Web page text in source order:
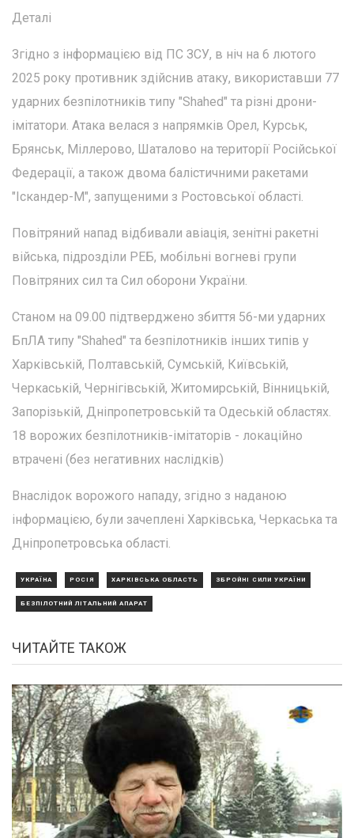
Деталі
Згідно з інформацією від ПС ЗСУ, в ніч на 6 лютого
2025 року противник здійснив атаку, використавши 77
ударних безпілотників типу "Shahed" та різні дрони-
імітатори. Атака велася з напрямків Орел, Курськ,
Брянськ, Міллерово, Шаталово на території Російської
Федерації, а також двома балістичними ракетами
"Іскандер-М", запущеними з Ростовської області.
Повітряний напад відбивали авіація, зенітні ракетні
війська, підрозділи РЕБ, мобільні вогневі групи
Повітряних сил та Сил оборони України.
Станом на 09.00 підтверджено збиття 56-ми ударних
БпЛА типу "Shahed" та безпілотників інших типів у
Харківській, Полтавській, Сумській, Київській,
Черкаській, Чернігівській, Житомирській, Вінницькій,
Запорізькій, Дніпропетровській та Одеській областях.
18 ворожих безпілотників-імітаторів - локаційно
втрачені (без негативних наслідків)
Внаслідок ворожого нападу, згідно з наданою
інформацією, були зачеплені Харківська, Черкаська та
Дніпропетровська області.
УКРАЇНА РОСІЯ ХАРКІВСЬКА ОБЛАСТЬ ЗБРОЙНІ СИЛИ УКРАЇНИ
БЕЗПІЛОТНИЙ ЛІТАЛЬНИЙ АПАРАТ
ЧИТАЙТЕ ТАКОЖ